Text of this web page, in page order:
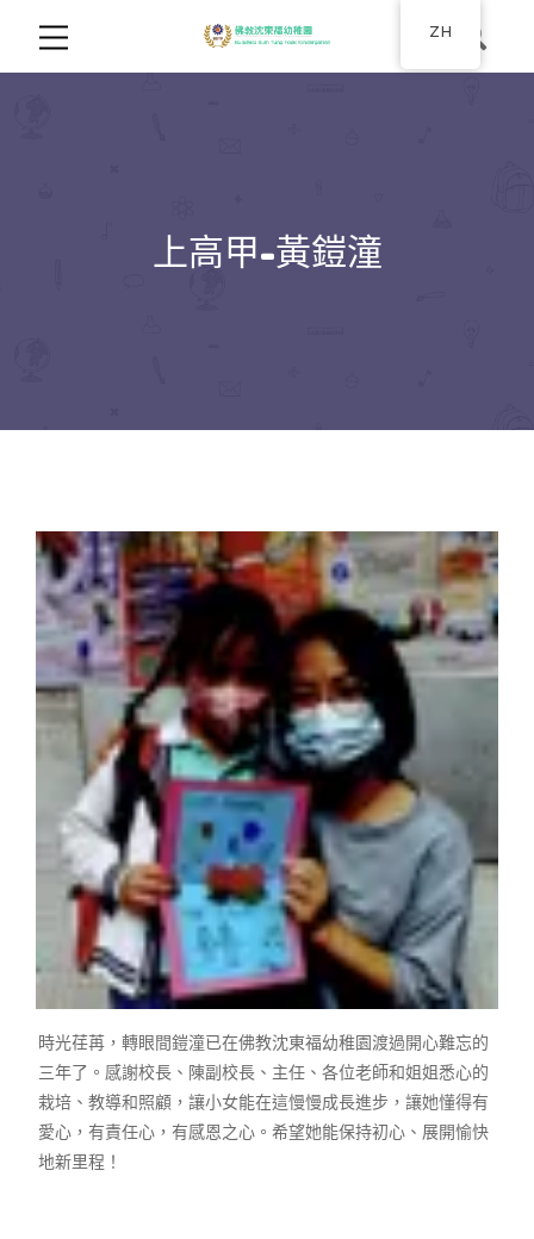
上高甲-黃鎧潼
時光荏苒，轉眼間鎧潼已在佛教沈東福幼稚園渡過開心難忘的
三年了。感謝校長、陳副校長、主任、各位老師和姐姐悉心的
栽培、教導和照顧，讓小女能在這慢慢成長進步，讓她懂得有
愛心，有責任心，有感恩之心。希望她能保持初心、展開愉快
地新里程！
ZH